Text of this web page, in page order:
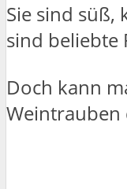
Sie sind süß,
sind beliebte
Doch kann
Weintrauben